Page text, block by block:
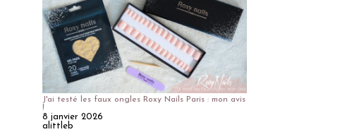
J'ai testé les faux ongles Roxy Nails Paris : mon avis
!
8 janvier 2026
alittleb